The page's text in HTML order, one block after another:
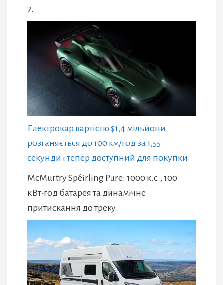
7.
Електрокар вартістю $1,4 мільйони
розганяється до 100 км/год за 1,55
секунди і тепер доступний для покупки
McMurtry Spéirling Pure: 1000 к.с., 100
кВт·год батарея та динамічне
притискання до треку.